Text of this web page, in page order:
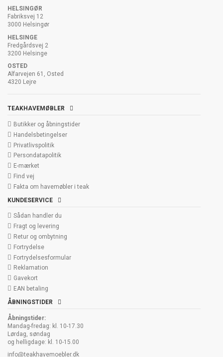
HELSINGØR
Fabriksvej 12
3000 Helsingør
HELSINGE
Fredgårdsvej 2
3200 Helsinge
OSTED
Alfarvejen 61, Osted
4320 Lejre
TEAKHAVEMØBLER
Butikker og åbningstider
Handelsbetingelser
Privatlivspolitik
Persondatapolitik
E-mærket
Find vej
Fakta om havemøbler i teak
KUNDESERVICE
Sådan handler du
Fragt og levering
Retur og ombytning
Fortrydelse
Fortrydelsesformular
Reklamation
Gavekort
EAN betaling
ÅBNINGSTIDER
Åbningstider:
Mandag-fredag: kl. 10-17.30
Lørdag, søndag
og helligdage: kl. 10-15.00
info@teakhavemoebler.dk